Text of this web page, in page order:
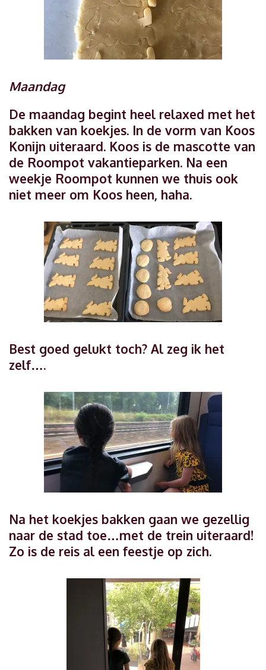
Maandag
De maandag begint heel relaxed met het
bakken van koekjes. In de vorm van Koos
Konijn uiteraard. Koos is de mascotte van
de Roompot vakantieparken. Na een
weekje Roompot kunnen we thuis ook
niet meer om Koos heen, haha.
Best goed gelukt toch? Al zeg ik het
zelf….
Na het koekjes bakken gaan we gezellig
naar de stad toe…met de trein uiteraard!
Zo is de reis al een feestje op zich.